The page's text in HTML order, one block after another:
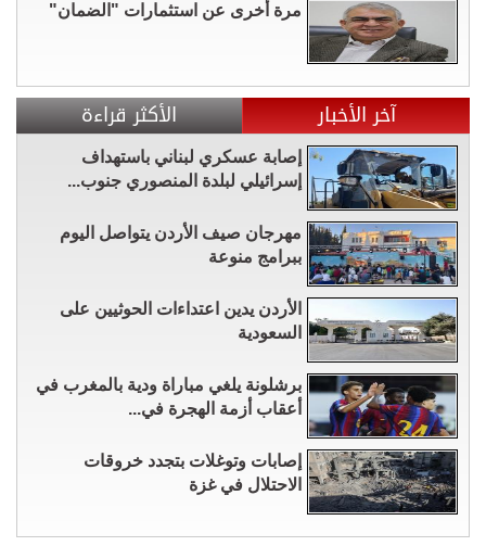
مرة أخرى عن استثمارات "الضمان"
آخر الأخبار الأكثر قراءة
إصابة عسكري لبناني باستهداف
إسرائيلي لبلدة المنصوري جنوب...
مهرجان صيف الأردن يتواصل اليوم
ببرامج منوعة
الأردن يدين اعتداءات الحوثيين على
السعودية
برشلونة يلغي مباراة ودية بالمغرب في
أعقاب أزمة الهجرة في...
إصابات وتوغلات بتجدد خروقات
الاحتلال في غزة